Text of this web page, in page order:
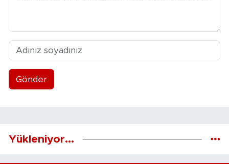
Gönder
Yükleniyor...